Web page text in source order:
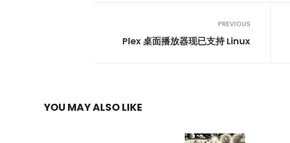
PREVIOUS
Plex 桌面播放器现已支持 Linux
YOU MAY ALSO LIKE